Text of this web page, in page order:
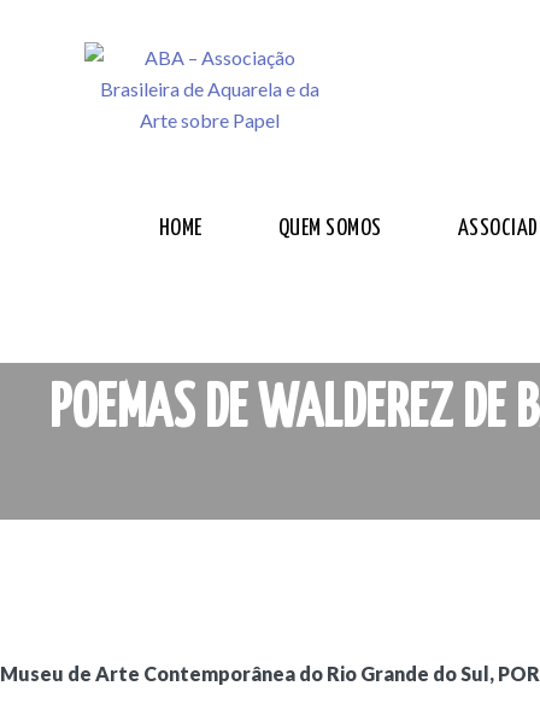
HOME QUEM SOMOS
POEMAS DE WALDEREZ
Museu de Arte Contemporânea do Rio Grande do Sul,